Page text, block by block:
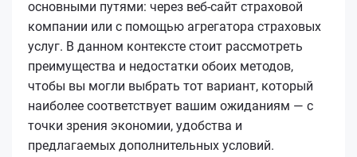
основными путями: через веб-сайт страховой
компании или с помощью агрегатора страховых
услуг. В данном контексте стоит рассмотреть
преимущества и недостатки обоих методов,
чтобы вы могли выбрать тот вариант, который
наиболее соответствует вашим ожиданиям — с
точки зрения экономии, удобства и
предлагаемых дополнительных условий.